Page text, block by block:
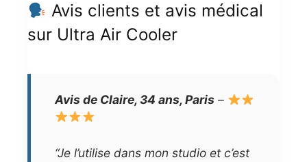
Avis clients et avis médical
sur Ultra Air Cooler
Avis de Claire, 34 ans, Paris –
“Je l’utilise dans mon studio et c’est